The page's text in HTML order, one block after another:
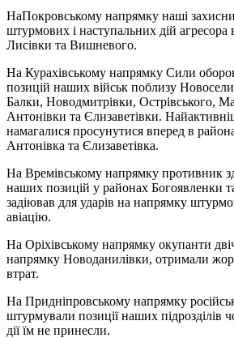
НаПокровському напрямку наші
штурмових і наступальних дій
Лисівки та Вишневого.
На Курахівському напрямку Сили
позицій наших військ поблизу
Балки, Новодмитрівки, Острівського,
Антонівки та Єлизаветівки.
намагалися просунутися вперед в
Антонівка та Єлизаветівка.
На Времівському напрямку противник
наших позицій у районах Богоявленки
задіював для ударів на напрямку
авіацію.
На Оріхівському напрямку окупанти
напрямку Новоданилівки, отримали
втрат.
На Придніпровському напрямку
штурмували позиції наших підрозділів
дії їм не принесли.